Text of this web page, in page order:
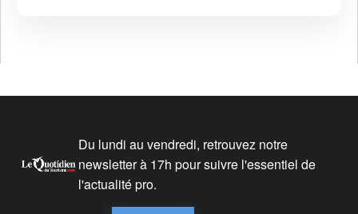
Du lundi au vendredi, retrouvez notre
newsletter à 17h pour suivre l'essentiel de
l'actualité pro.